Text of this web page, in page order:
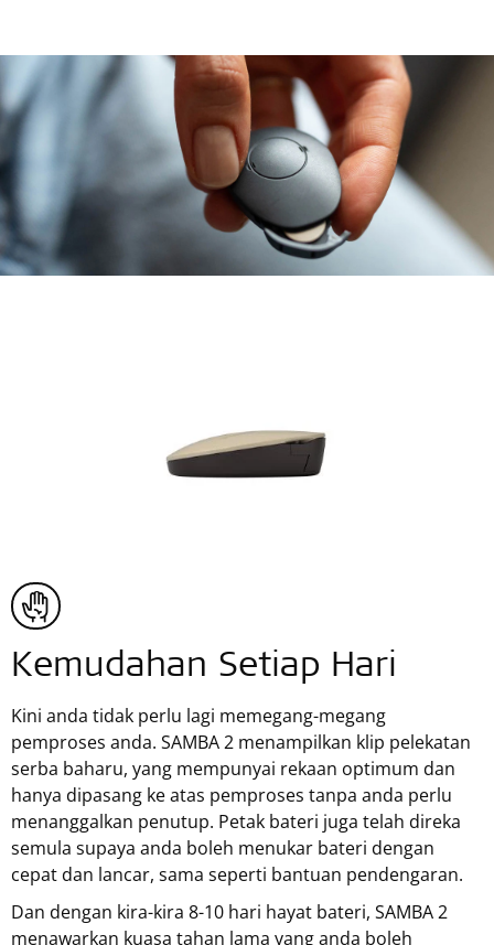
Kemudahan Setiap Hari
Kini anda tidak perlu lagi memegang-megang
pemproses anda. SAMBA 2 menampilkan klip pelekatan
serba baharu, yang mempunyai rekaan optimum dan
hanya dipasang ke atas pemproses tanpa anda perlu
menanggalkan penutup. Petak bateri juga telah direka
semula supaya anda boleh menukar bateri dengan
cepat dan lancar, sama seperti bantuan pendengaran.
Dan dengan kira-kira 8-10 hari hayat bateri, SAMBA 2
menawarkan kuasa tahan lama yang anda boleh